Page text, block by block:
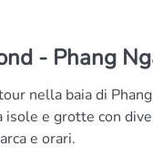
- Phang
nella baia di
isole e grotte con
e orari.